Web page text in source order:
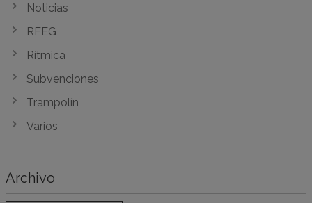
Noticias
RFEG
Rítmica
Subvenciones
Trampolín
Varios
Archivo